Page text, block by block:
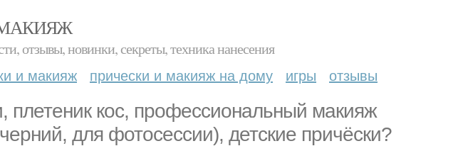
отзывы, новинки, секреты, техника нанесения
и макияж прически и макияж на дому игры отзывы
плетеник кос, профессиональный макияж
для фотосессии), детские причёски?